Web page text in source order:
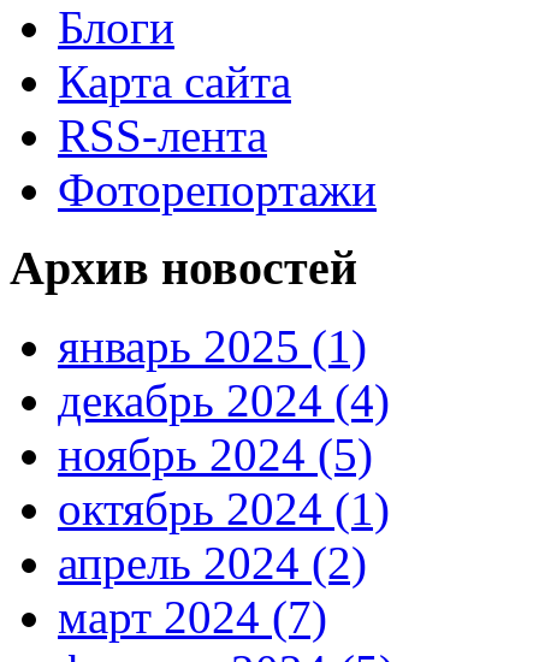
Блоги
Карта сайта
RSS-лента
Фоторепортажи
Архив новостей
январь 2025 (1)
декабрь 2024 (4)
ноябрь 2024 (5)
октябрь 2024 (1)
апрель 2024 (2)
март 2024 (7)